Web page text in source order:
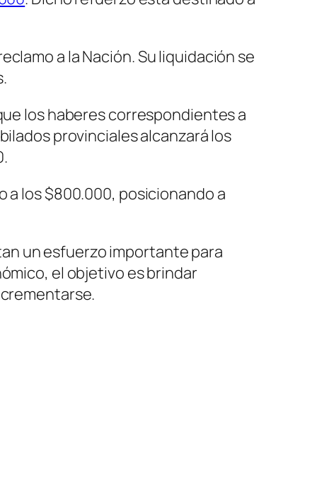
a la Nación. Su liquidación se
los haberes correspondientes a
provinciales alcanzará los
a los $800.000, posicionando a
un esfuerzo importante para
el objetivo es brindar